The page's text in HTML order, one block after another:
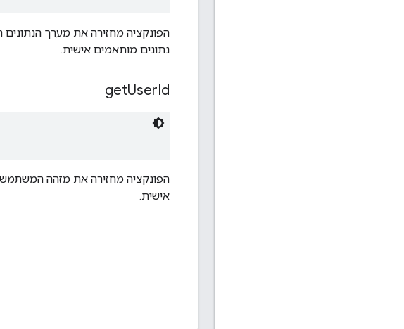
הפונקציה מחזירה את מערך הנתונים
נתונים מותאמים אישית.
getUserId
הפונקציה מחזירה את מזהה המשתמש
אישית.